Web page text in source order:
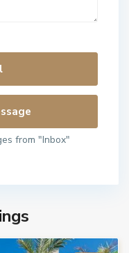
from "Inbox"